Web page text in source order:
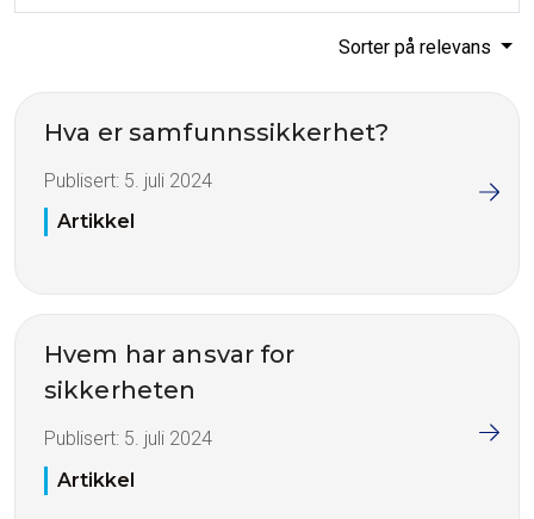
Sorter på relevans
Hva er samfunnssikkerhet?
Publisert: 5. juli 2024
Artikkel
Hvem har ansvar for
sikkerheten
Publisert: 5. juli 2024
Artikkel